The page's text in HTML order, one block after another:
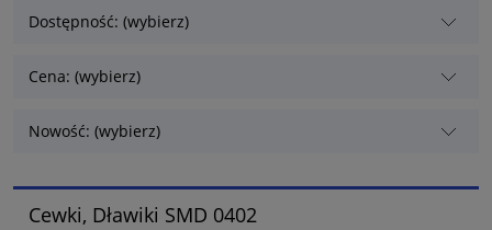
Dostępność: (wybierz)
Cena: (wybierz)
Nowość: (wybierz)
Cewki, Dławiki SMD 0402